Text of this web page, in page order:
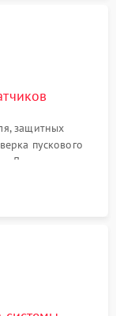
защитных
пускового
Для машин с
компрессора и